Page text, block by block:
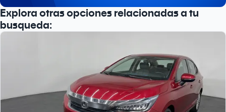
Explora otras opciones relacionadas a tu
busqueda: